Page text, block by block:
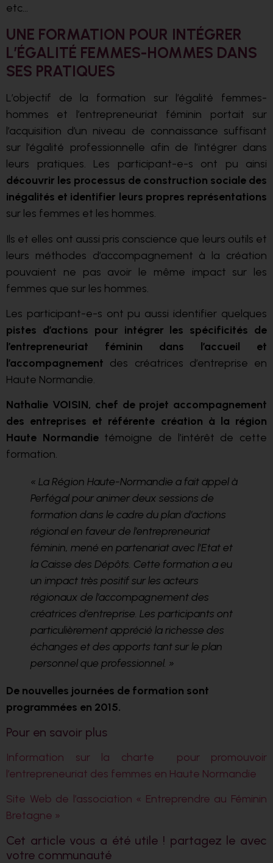
etc…
UNE FORMATION POUR INTÉGRER
L’ÉGALITÉ FEMMES-HOMMES DANS
SES PRATIQUES
L’objectif de la formation sur l’égalité femmes-
hommes et l’entrepreneuriat féminin portait sur
l’acquisition d’un niveau de connaissance suffisant
sur l’égalité professionnelle afin de l’intégrer dans
leurs pratiques. Les participant-e-s ont pu ainsi
découvrir les processus de construction sociale des
inégalités et identifier leurs propres représentations
sur les femmes et les hommes.
Ils et elles ont aussi pris conscience que leurs outils et
leurs méthodes d’accompagnement à la création
pouvaient ne pas avoir le même impact sur les
femmes que sur les hommes.
Les participant-e-s ont pu aussi identifier quelques
pistes d’actions pour intégrer les spécificités de
l’entrepreneuriat féminin dans l’accueil et
l’accompagnement des créatrices d’entreprise en
Haute Normandie.
Nathalie VOISIN, chef de projet accompagnement
des entreprises et référente création à la région
Haute Normandietémoigne de l’intérêt de cette
formation.
« La Région Haute-Normandie a fait appel à
Perfégal pour animer deux sessions de
formation dans le cadre du plan d’actions
régional en faveur de l’entrepreneuriat
féminin, mené en partenariat avec l’Etat et
la Caisse des Dépôts. Cette formation a eu
un impact très positif sur les acteurs
régionaux de l’accompagnement des
créatrices d’entreprise. Les participants ont
particulièrement apprécié la richesse des
échanges et des apports tant sur le plan
personnel que professionnel. »
De nouvelles journées de formation sont
programmées en 2015.
Pour en savoir plus
Information sur la charte pour promouvoir
l’entrepreneuriat des femmes en Haute Normandie
Site Web de l’association « Entreprendre au Féminin
Bretagne »
Cet article vous a été utile ! partagez le avec
votre communauté